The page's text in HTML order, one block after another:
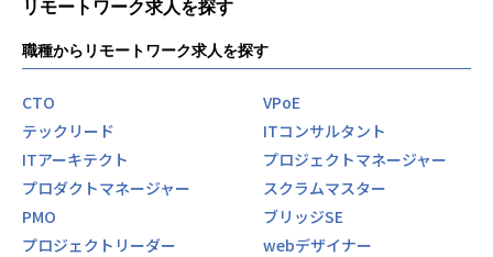
リモートワーク求人を探す
職種からリモートワーク求人を探す
CTO
VPoE
テックリード
ITコンサルタント
ITアーキテクト
プロジェクトマネージャー
プロダクトマネージャー
スクラムマスター
PMO
ブリッジSE
プロジェクトリーダー
webデザイナー